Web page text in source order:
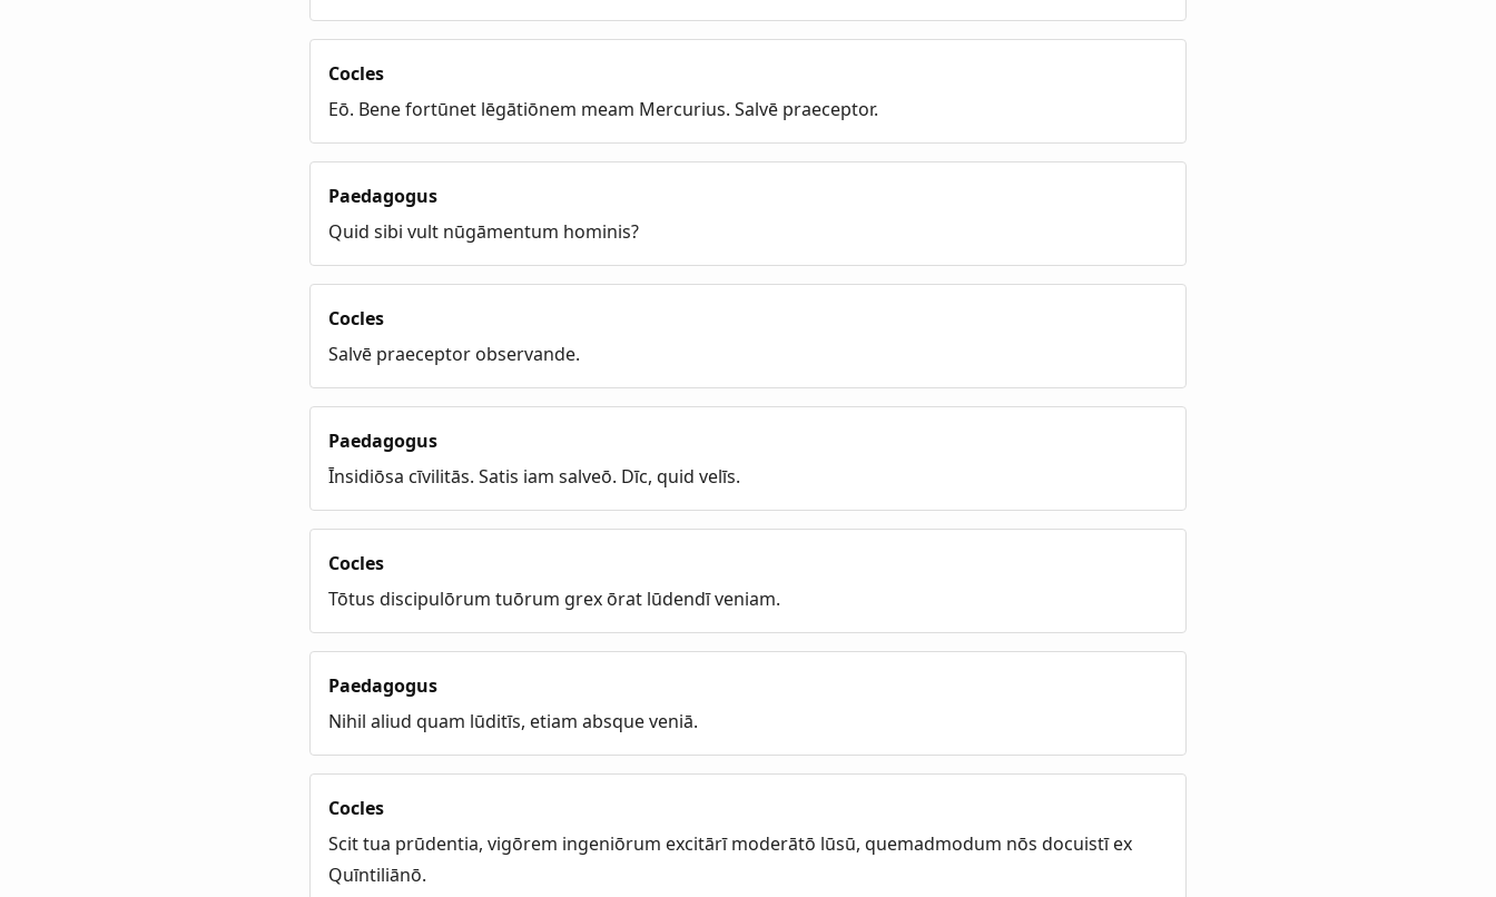
Cocles
Eō. Bene fortūnet lēgātiōnem meam Mercurius. Salvē praeceptor.
Paedagogus
Quid sibi vult nūgāmentum hominis?
Cocles
Salvē praeceptor observande.
Paedagogus
Īnsidiōsa cīvilitās. Satis iam salveō. Dīc, quid velīs.
Cocles
Tōtus discipulōrum tuōrum grex ōrat lūdendī veniam.
Paedagogus
Nihil aliud quam lūditīs, etiam absque veniā.
Cocles
Scit tua prūdentia, vigōrem ingeniōrum excitārī moderātō lūsū, quemadmodum nōs docuistī ex
Quīntiliānō.